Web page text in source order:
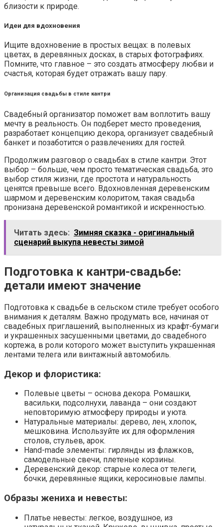
близости к природе.
Идеи для вдохновения
Ищите вдохновение в простых вещах: в полевых
цветах, в деревянных досках, в старых фотографиях.
Помните, что главное – это создать атмосферу любви и
счастья, которая будет отражать вашу пару.
Организация свадьбы в стиле кантри
Свадебный организатор поможет вам воплотить вашу
мечту в реальность. Он подберет место проведения,
разработает концепцию декора, организует свадебный
банкет и позаботится о развлечениях для гостей.
Продолжим разговор о свадьбах в стиле кантри. Этот
выбор – больше, чем просто тематическая свадьба, это
выбор стиля жизни, где простота и натуральность
ценятся превыше всего. Вдохновленная деревенским
шармом и деревенским колоритом, такая свадьба
пронизана деревенской романтикой и искренностью.
Читать здесь: Зимняя сказка - оригинальный
сценарий выкупа невесты зимой
Подготовка к кантри-свадьбе:
детали имеют значение
Подготовка к свадьбе в сельском стиле требует особого
внимания к деталям. Важно продумать все, начиная от
свадебных приглашений, выполненных из крафт-бумаги
и украшенных засушенными цветами, до свадебного
кортежа, в роли которого может выступить украшенная
лентами телега или винтажный автомобиль.
Декор и флористика:
Полевые цветы – основа декора. Ромашки,
васильки, подсолнухи, лаванда – они создают
неповторимую атмосферу природы и уюта.
Натуральные материалы: дерево, лен, хлопок,
мешковина. Используйте их для оформления
столов, стульев, арок.
Hand-made элементы: гирлянды из флажков,
самодельные свечи, плетеные корзины.
Деревенский декор: старые колеса от телеги,
бочки, деревянные ящики, керосиновые лампы.
Образы жениха и невесты:
Платье невесты: легкое, воздушное, из